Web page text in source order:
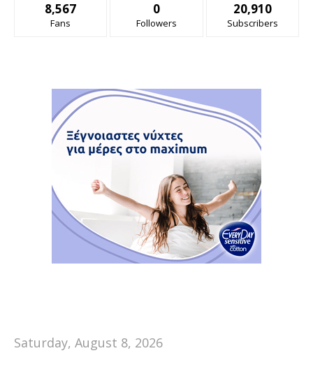
8,567
Fans
0
Followers
20,910
Subscribers
Saturday, August 8, 2026